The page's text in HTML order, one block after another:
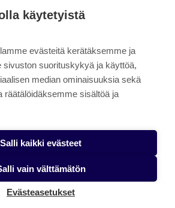
käytetyistä
evästeitä kerätäksemme ja
sivuston suorituskykyä ja käyttöä,
median ominaisuuksia sekä
räätälöidäksemme sisältöä ja
Salli kaikki evästeet
vain välttämätön
Evästeasetukset